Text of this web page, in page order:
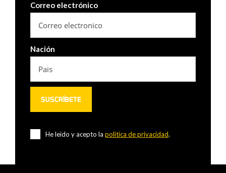
Correo electrónico
Nación
He leido y acepto la politica de privacidad.